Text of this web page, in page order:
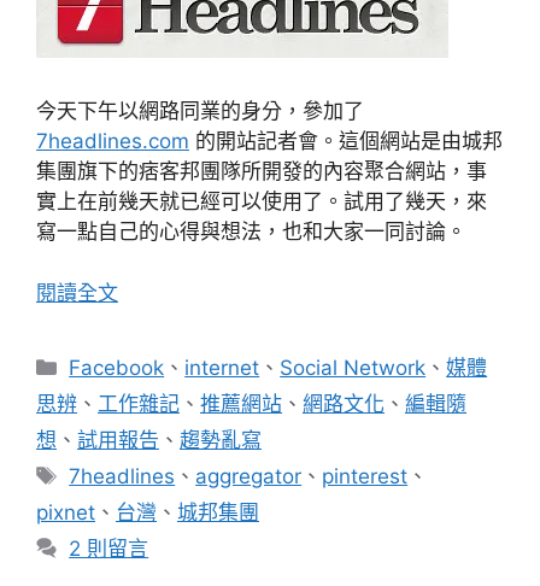
今天下午以網路同業的身分，參加了
7headlines.com 的開站記者會。這個網站是由城邦
集團旗下的痞客邦團隊所開發的內容聚合網站，事
實上在前幾天就已經可以使用了。試用了幾天，來
寫一點自己的心得與想法，也和大家一同討論。
閱讀全文
分
類
Facebook 、 internet 、 Social Network 、媒體
思辨 、 工作雜記 、 推薦網站 、 網路文化 、 編輯隨
想 、 試用報告 、 趨勢亂寫
標
7headlines 、 aggregator 、 pinterest 、
pixnet 、 台灣 、 城邦集團
2 則留言